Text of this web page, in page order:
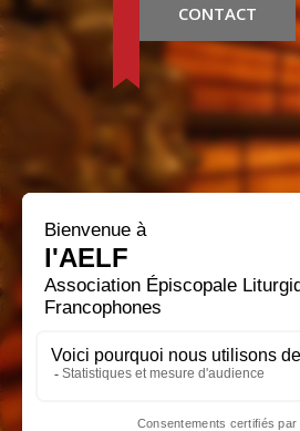
CONTACT